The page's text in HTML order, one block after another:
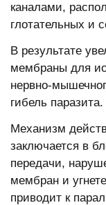
каналами,
глотательных и
В результате
мембраны для
нервно-
гибель паразита.
Механизм
заключается в
передачи,
мембран и
приводит к